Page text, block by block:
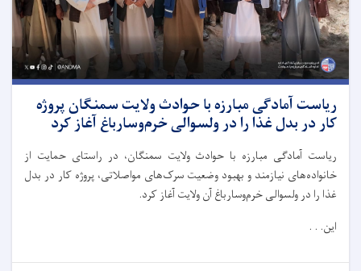
ریاست آمادگی مبارزه با حوادث ولایت سمنگان پروژه
کار در بدل غذا را در ولسوالی خرم‌وسارباغ آغاز کرد
ریاست آمادگی مبارزه با حوادث ولایت سمنگان، در راستای حمایت از
خانواده‌های نیازمند و بهبود وضعیت سرک‌های مواصلاتی، پروژه کار در بدل
غذا را در ولسوالی خرم‌وسارباغ آن ولایت آغاز کرد.
این. . .